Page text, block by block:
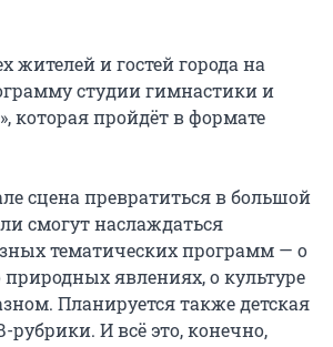
жителей и гостей города на
студии гимнастики и
которая пройдёт в формате
сцена превратиться в большой
смогут наслаждаться
тематических программ — о
природных явлениях, о культуре
Планируется также детская
рубрики. И всё это, конечно,